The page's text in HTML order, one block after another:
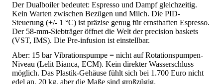
Der Dualboiler bedeutet: Espresso und Dampf gleichzeitig.
Kein Warten zwischen Bezügen und Milch. Die PID-
Steuerung (+/- 1 °C) ist präzise genug für ernsthaften Espresso.
Der 58-mm-Siebträger öffnet die Welt der precision baskets
(VST, IMS). Die Pre-infusion ist einstellbar.
Aber: 15 bar Vibrationspumpe = nicht auf Rotationspumpen-
Niveau (Lelit Bianca, ECM). Kein direkter Wasserschluss
möglich. Das Plastik-Gehäuse fühlt sich bei 1.700 Euro nicht
edel an. 20 kg, aber die Maße sind großzügig.